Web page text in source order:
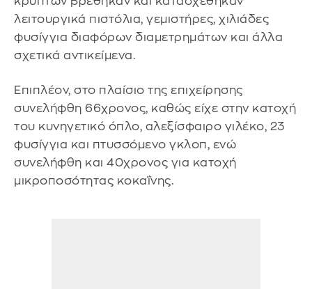
λειτουργικά πιστόλια, γεμιστήρες, χιλιάδες
φυσίγγια διαφόρων διαμετρημάτων και άλλα
σχετικά αντικείμενα.
Επιπλέον, στο πλαίσιο της επιχείρησης
συνελήφθη 66χρονος, καθώς είχε στην κατοχή
του κυνηγετικό όπλο, αλεξίσφαιρο γιλέκο, 23
φυσίγγια και πτυσσόμενο γκλοπ, ενώ
συνελήφθη και 40χρονος για κατοχή
μικροποσότητας κοκαΐνης.